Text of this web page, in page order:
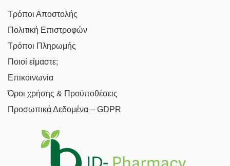
Τρόποι Αποστολής
Πολιτική Επιστροφών
Τρόποι Πληρωμής
Ποιοί είμαστε;
Επικοινωνία
Όροι χρήσης & Προϋποθέσεις
Προσωπικά Δεδομένα – GDPR